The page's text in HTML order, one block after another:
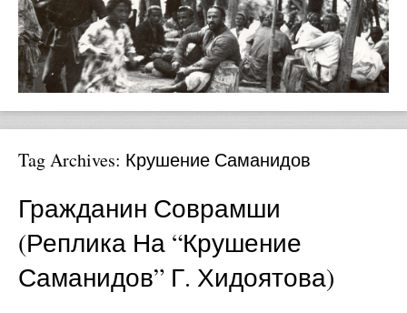
Tag Archives: Крушение Саманидов
Гражданин Соврамши
(реплика На “Крушение
Саманидов” Г. Хидоятова)